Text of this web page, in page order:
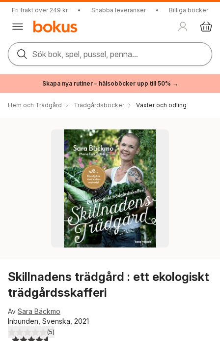
Fri frakt över 249 kr • Snabba leveranser • Billiga böcker
Sök bok, spel, pussel, penna...
Skapa nya rutiner – hälsoböcker upp till 50% →
Hem och Trädgård Trädgårdsböcker Växter och odling
Skillnadens trädgård : ett ekologiskt
trädgårdsskafferi
Av Sara Bäckmo
Inbunden, Svenska, 2021
4,6utav 5 stjärnor. Totalt antal röster:
(5)